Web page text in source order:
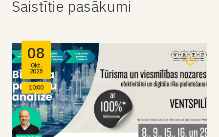
Saistītie pasākumi
08
Okt.
2025
10:00